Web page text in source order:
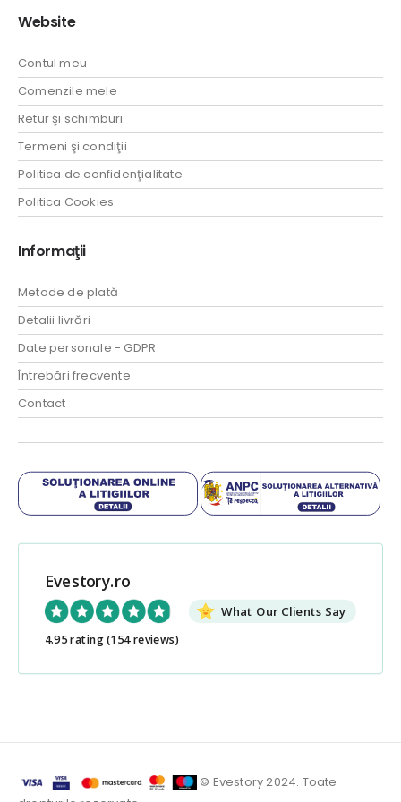
Website
Contul meu
Comenzile mele
Retur şi schimburi
Termeni şi condiţii
Politica de confidenţialitate
Politica Cookies
Informaţii
Metode de plată
Detalii livrări
Date personale - GDPR
Întrebări frecvente
Contact
Evestory.ro
What Our Clients Say
4.95 rating(154 reviews)
© Evestory 2024. Toate